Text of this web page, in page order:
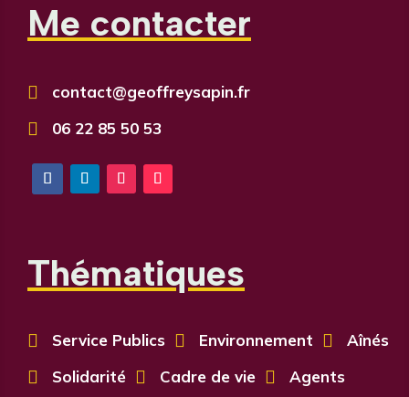
Me contacter
 contact@geoffreysapin.fr
 06 22 85 50 53
Thématiques
 Service Publics  Environnement  Aînés
 Solidarité  Cadre de vie  Agents